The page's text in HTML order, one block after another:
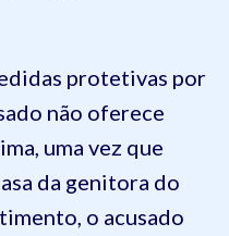
protetivas por
não oferece
uma vez que
da genitora do
o acusado